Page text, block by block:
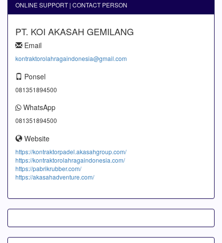
ONLINE SUPPORT | CONTACT PERSON
PT. KOI AKASAH GEMILANG
Email
kontraktorolahragaindonesia@gmail.com
Ponsel
081351894500
WhatsApp
081351894500
Website
https://kontraktorpadel.akasahgroup.com/
https://kontraktorolahragaindonesia.com/
https://pabrikrubber.com/
https://akasahadventure.com/